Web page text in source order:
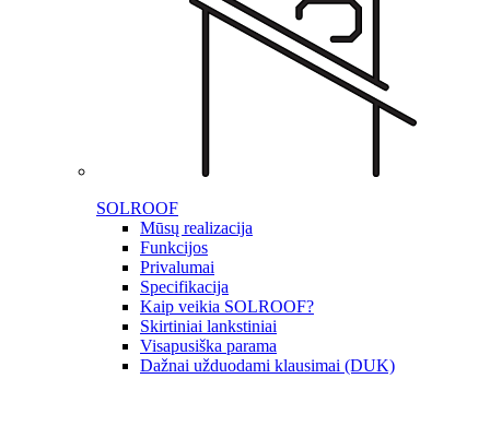
SOLROOF
Mūsų realizacija
Funkcijos
Privalumai
Specifikacija
Kaip veikia SOLROOF?
Skirtiniai lankstiniai
Visapusiška parama
Dažnai užduodami klausimai (DUK)